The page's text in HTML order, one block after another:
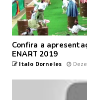
Confira a
ENART 2019
Italo Dorneles